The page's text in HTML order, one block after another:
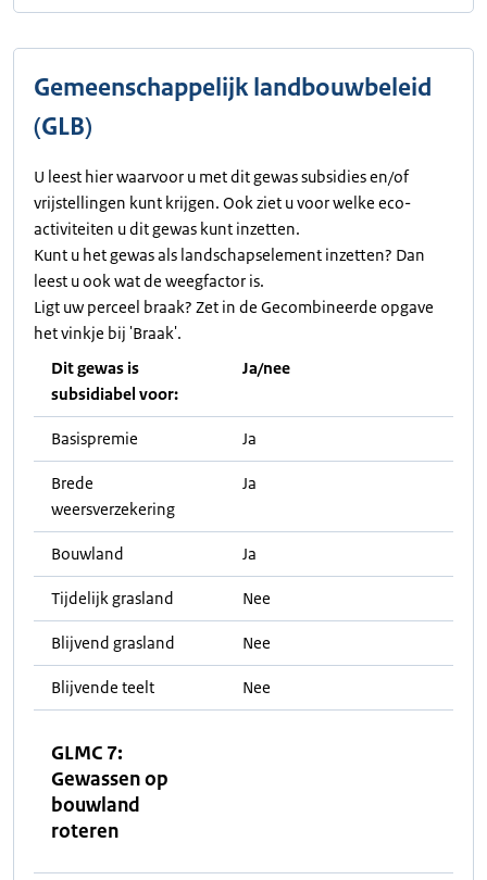
Gemeenschappelijk landbouwbeleid
(GLB)
U leest hier waarvoor u met dit gewas subsidies en/of
vrijstellingen kunt krijgen. Ook ziet u voor welke eco-
activiteiten u dit gewas kunt inzetten.
Kunt u het gewas als landschapselement inzetten? Dan
leest u ook wat de weegfactor is.
Ligt uw perceel braak? Zet in de Gecombineerde opgave
het vinkje bij 'Braak'.
Dit gewas is
subsidiabel voor:
Ja/nee
Basispremie Ja
Brede
weersverzekering
Ja
Bouwland Ja
Tijdelijk grasland Nee
Blijvend grasland Nee
Blijvende teelt Nee
GLMC 7:
Gewassen op
bouwland
roteren